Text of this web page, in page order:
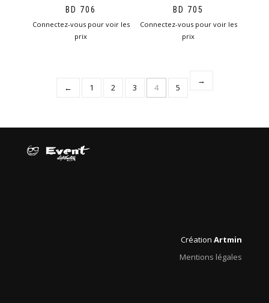
BD 706
Connectez-vous pour voir les
prix
BD 705
Connectez-vous pour voir les
prix
← 1 2 3 4 5
→
Création Artmin
Mentions légales